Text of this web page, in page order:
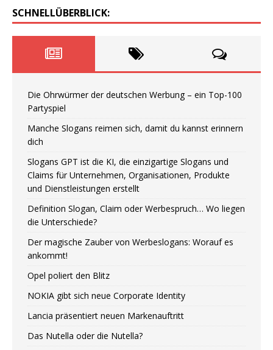
SCHNELLÜBERBLICK:
Die Ohrwürmer der deutschen Werbung – ein Top-100
Partyspiel
Manche Slogans reimen sich, damit du kannst erinnern
dich
Slogans GPT ist die KI, die einzigartige Slogans und
Claims für Unternehmen, Organisationen, Produkte
und Dienstleistungen erstellt
Definition Slogan, Claim oder Werbespruch… Wo liegen
die Unterschiede?
Der magische Zauber von Werbeslogans: Worauf es
ankommt!
Opel poliert den Blitz
NOKIA gibt sich neue Corporate Identity
Lancia präsentiert neuen Markenauftritt
Das Nutella oder die Nutella?